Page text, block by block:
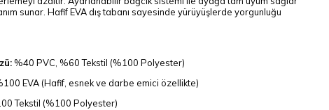
sunar. Hafif EVA dış tabanı sayesinde yürüyüşlerde yorgunluğu
%40 PVC, %60 Tekstil (%100 Polyester)
EVA (Hafif, esnek ve darbe emici özellikte)
Tekstil (%100 Polyester)